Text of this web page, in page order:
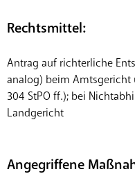
Rechtsmittel:
Antrag auf richterliche
analog) beim Amtsgericht
304 StPO ff.); bei
Landgericht
Angegriffene